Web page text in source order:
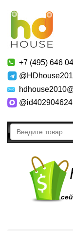
+7 (495) 646